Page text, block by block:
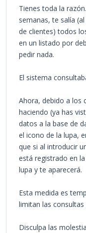
Tienes toda la
semanas, te salía
de clientes) todos
en un listado por
pedir nada.
El sistema
Ahora, debido a los
haciendo (ya has
datos a la base de
el icono de la lupa,
que si al introducir
está registrado en
lupa y te aparecerá.
Esta medida es
limitan las
Disculpa las